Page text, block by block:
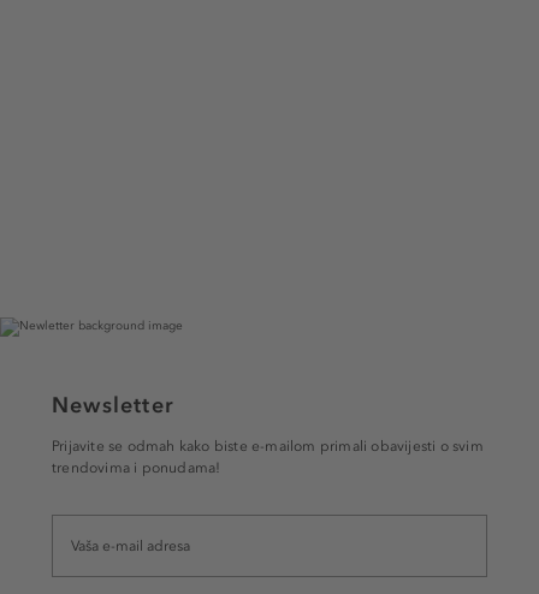
Newsletter
Prijavite se odmah kako biste e-mailom primali obavijesti o svim
trendovima i ponudama!